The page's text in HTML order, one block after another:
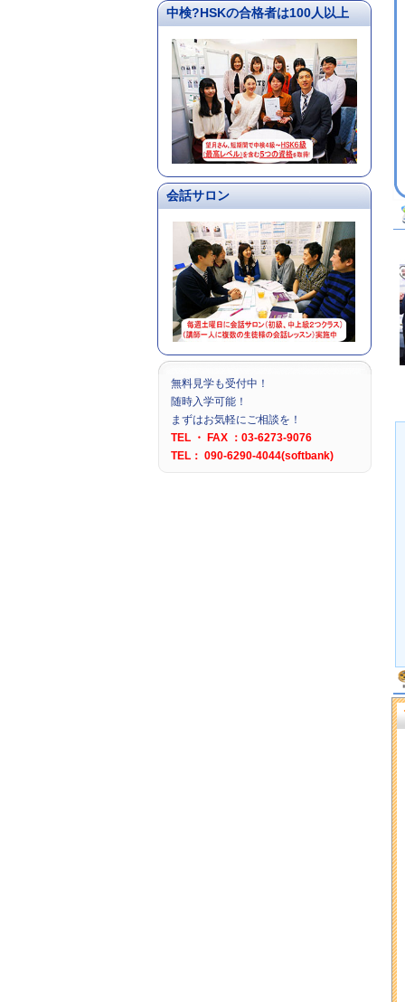
中検?HSKの合格者は100人以上
会話サロン
無料見学も受付中！
随時入学可能！
まずはお気軽にご相談を！
TEL ・ FAX ：03-6273-9076
TEL： 090-6290-4044(softbank)